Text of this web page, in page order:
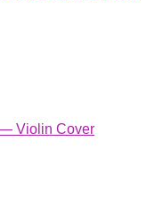
Violin Cover